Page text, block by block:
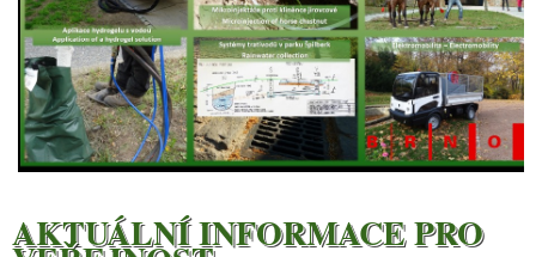
AKTUÁLNÍ INFORMACE PRO